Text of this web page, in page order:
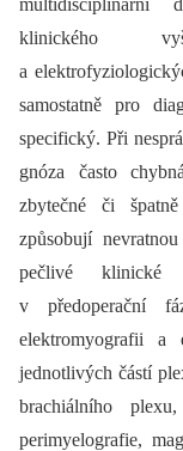
multidisciplinární
klinického
a
samostatně pro
specifický. Při
gnóza často
zbytečné či
způsobují
pečlivé klinické
v předoperační
elektromyografii a
jednotlivých částí
brachiálního
perimyelografie,